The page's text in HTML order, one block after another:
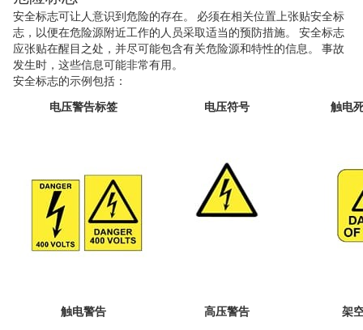
安全标志可让人意识到危险的存在。 必须在相关位置上张贴安全标
志，以便在危险源附近工作的人员采取适当的预防措施。 安全标志
应张贴在醒目之处，并尽可能包含有关危险源和特性的信息。 事故
发生时，这些信息可能非常有用。
安全标志的示例包括：
电压警告标签
电压符号 触电
触电警告 高压警告 架